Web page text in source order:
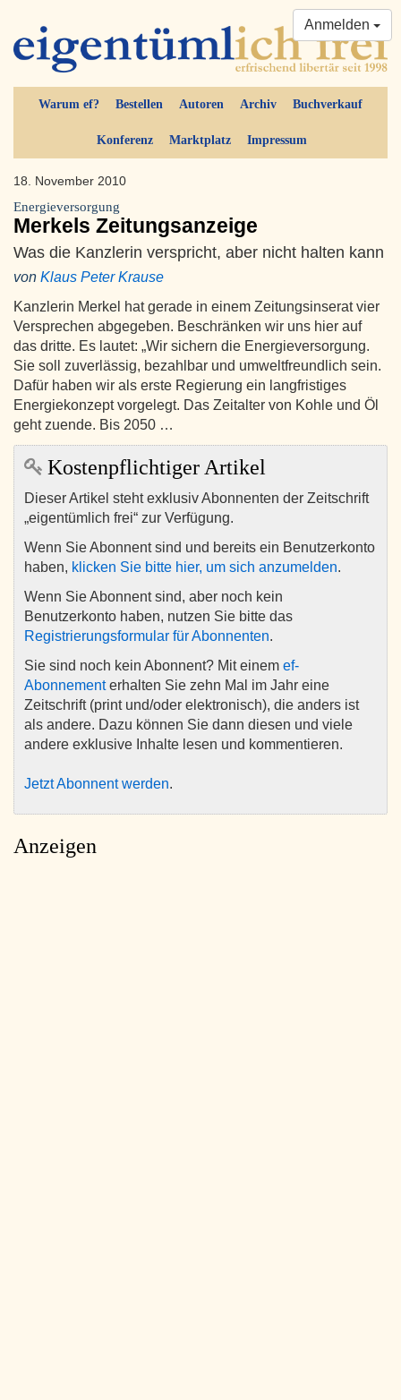
Warum ef? Bestellen Autoren Archiv Buchverkauf
Konferenz Marktplatz Impressum
Anmelden
18. November 2010
Energieversorgung
Merkels Zeitungsanzeige
Was die Kanzlerin verspricht, aber nicht halten kann
von Klaus Peter Krause
Kanzlerin Merkel hat gerade in einem Zeitungsinserat vier
Versprechen abgegeben. Beschränken wir uns hier auf
das dritte. Es lautet: „Wir sichern die Energieversorgung.
Sie soll zuverlässig, bezahlbar und umweltfreundlich sein.
Dafür haben wir als erste Regierung ein langfristiges
Energiekonzept vorgelegt. Das Zeitalter von Kohle und Öl
geht zuende. Bis 2050 …
Kostenpflichtiger Artikel
Dieser Artikel steht exklusiv Abonnenten der Zeitschrift
„eigentümlich frei“ zur Verfügung.
Wenn Sie Abonnent sind und bereits ein Benutzerkonto
haben, klicken Sie bitte hier, um sich anzumelden.
Wenn Sie Abonnent sind, aber noch kein
Benutzerkonto haben, nutzen Sie bitte das
Registrierungsformular für Abonnenten.
Sie sind noch kein Abonnent? Mit einem ef-
Abonnementerhalten Sie zehn Mal im Jahr eine
Zeitschrift (print und/oder elektronisch), die anders ist
als andere. Dazu können Sie dann diesen und viele
andere exklusive Inhalte lesen und kommentieren.
Jetzt Abonnent werden.
Anzeigen